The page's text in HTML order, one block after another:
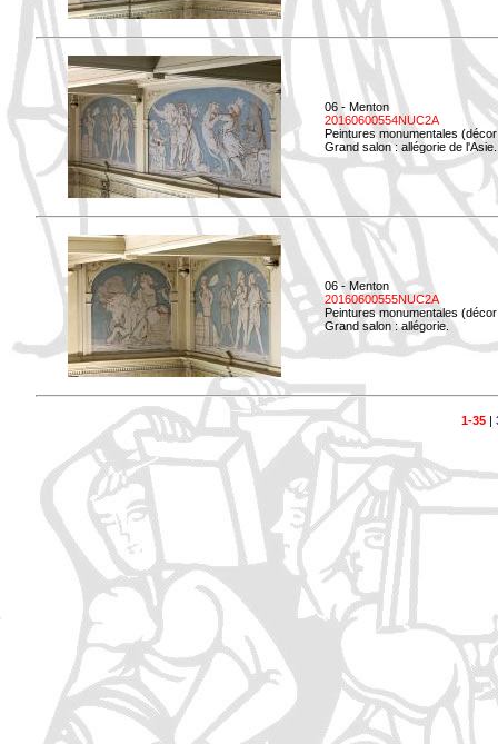
06 - Menton
20160600554NUC2A
Peintures monumentales
Grand salon : allégorie de l'Asie.
06 - Menton
20160600555NUC2A
Peintures monumentales
Grand salon : allégorie.
1-35|